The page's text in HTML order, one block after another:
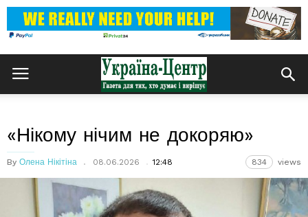
«Нікому нічим не докоряю»
By Олена Нікітіна 08.06.2026 12:48 834 views